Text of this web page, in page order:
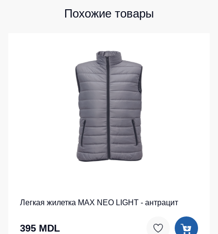
Похожие товары
Легкая жилетка MAX NEO LIGHT - антрацит
395 MDL